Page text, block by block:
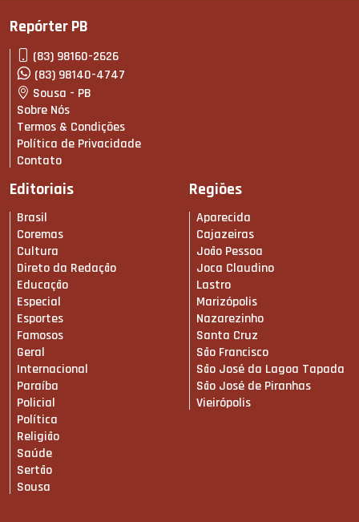
Repórter PB
(83) 98160-2626
(83) 98140-4747
Sousa - PB
Sobre Nós
Termos & Condições
Política de Privacidade
Contato
Editoriais
Brasil
Coremas
Cultura
Direto da Redação
Educação
Especial
Esportes
Famosos
Geral
Internacional
Paraíba
Policial
Política
Religião
Saúde
Sertão
Sousa
Regiões
Aparecida
Cajazeiras
João Pessoa
Joca Claudino
Lastro
Marizópolis
Nazarezinho
Santa Cruz
São Francisco
São José da Lagoa Tapada
São José de Piranhas
Vieirópolis